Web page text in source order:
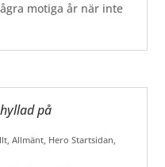
motiga år när inte
på
,Allmänt, Hero Startsidan,